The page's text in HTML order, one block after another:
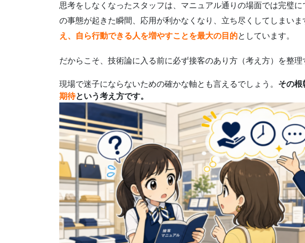
思考をしなくなったスタッフは、マニュアル通りの場面では完璧
の事態が起きた瞬間、応用が利かなくなり、立ち尽くしてしまいま
え、自ら行動できる人を増やすことを最大の目的としています。
だからこそ、技術論に入る前に必ず接客のあり方（考え方）を整理
現場で迷子にならないための確かな軸とも言えるでしょう。 その根
期待という考え方です。